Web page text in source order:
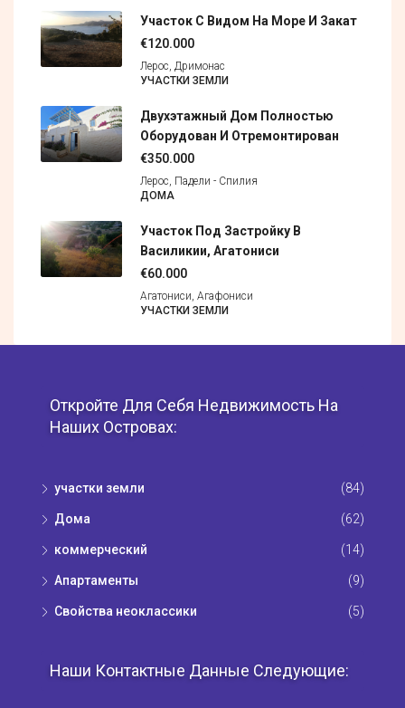
Участок С Видом На Море И Закат
€120.000
Лерос, Дримонас
УЧАСТКИ ЗЕМЛИ
Двухэтажный Дом Полностью
Оборудован И Отремонтирован
€350.000
Лерос, Падели - Спилия
ДОМА
Участок Под Застройку В
Василикии, Агатониси
€60.000
Агатониси, Агафониси
УЧАСТКИ ЗЕМЛИ
Откройте Для Себя Недвижимость На
Наших Островах:
участки земли (84)
Дома (62)
коммерческий (14)
Апартаменты (9)
Свойства неоклассики (5)
Наши Контактные Данные Следующие: